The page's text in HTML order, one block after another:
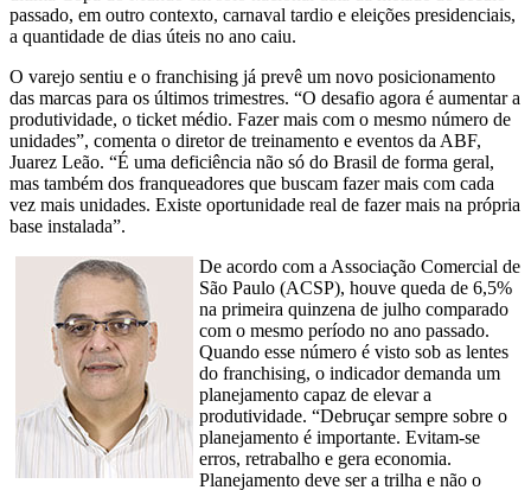
passado, em outro contexto, carnaval tardio e eleições presidenciais,
a quantidade de dias úteis no ano caiu.
O varejo sentiu e o franchising já prevê um novo posicionamento
das marcas para os últimos trimestres. “O desafio agora é aumentar a
produtividade, o ticket médio. Fazer mais com o mesmo número de
unidades”, comenta o diretor de treinamento e eventos da ABF,
Juarez Leão. “É uma deficiência não só do Brasil de forma geral,
mas também dos franqueadores que buscam fazer mais com cada
vez mais unidades. Existe oportunidade real de fazer mais na própria
base instalada”.
De acordo com a Associação Comercial de
São Paulo (ACSP), houve queda de 6,5%
na primeira quinzena de julho comparado
com o mesmo período no ano passado.
Quando esse número é visto sob as lentes
do franchising, o indicador demanda um
planejamento capaz de elevar a
produtividade. “Debruçar sempre sobre o
planejamento é importante. Evitam-se
erros, retrabalho e gera economia.
Planejamento deve ser a trilha e não o